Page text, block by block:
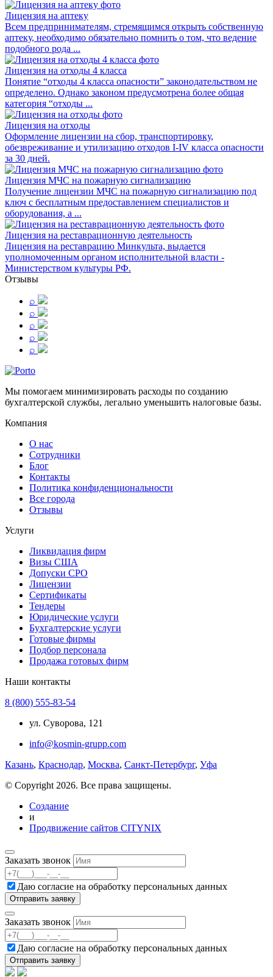
Лицензия на аптеку
Всем предпринимателям, стремящимся открыть собственную
аптеку, необходимо обязательно помнить о том, что ведение
подобного рода ...
Лицензия на отходы 4 класса
Понятие “отходы 4 класса опасности” законодательством не
определено. Однако законом предусмотрена более общая
категория “отходы ...
Лицензия на отходы
Оформление лицензии на сбор, транспортировку,
обезвреживание и утилизацию отходов I-IV класса опасности
за 30 дней.
Лицензия МЧС на пожарную сигнализацию
Получение лицензии МЧС на пожарную сигнализацию под
ключ с бесплатным предоставлением специалистов и
оборудования, а ...
Лицензия на реставрационную деятельность
Лицензия на реставрацию Минкульта, выдается
уполномоченным органом исполнительной власти -
Министерством культуры РФ.
Отзывы
⌕
⌕
⌕
⌕
⌕
Мы помогаем минимизировать расходы по созданию
бухгалтерской службы, легально уменьшить налоговые базы.
Компания
О нас
Сотрудники
Блог
Контакты
Политика конфиденциональности
Все города
Отзывы
Услуги
Ликвидация фирм
Визы США
Допуски СРО
Лицензии
Сертификаты
Тендеры
Юридические услуги
Бухгалтерские услуги
Готовые фирмы
Подбор персонала
Продажа готовых фирм
Наши контакты
8 (800) 555-83-54
ул. Суворова, 121
info@kosmin-grupp.com
Казань, Краснодар, Москва, Санкт-Петербург, Уфа
© Copyright 2026. Все права защищены.
Создание
и
Продвижение сайтов CITYNIX
Заказать звонок
Даю согласие на обработку персональных данных
Заказать звонок
Даю согласие на обработку персональных данных